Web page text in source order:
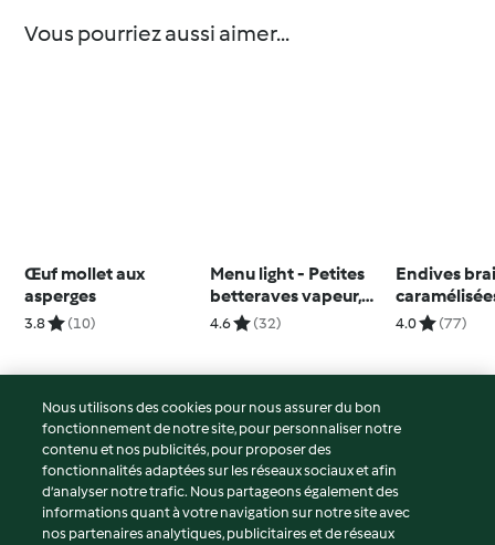
Vous pourriez aussi aimer...
Œuf mollet aux
asperges
3.8 (10)
Menu light - Petites
betteraves vapeur,
sauce citron-
4.6 (32)
Endives
l'orange
4.0 (77)
© Copyright 2026
Conditions d'utilisation
Politique de confidentialité
Non-responsabilité
Nous utilisons des cookies pour nous assurer du bon
fonctionnement de notre site, pour personnaliser notre
contenu et nos publicités, pour proposer des
fonctionnalités adaptées sur les réseaux sociaux et afin
d’analyser notre trafic. Nous partageons également des
informations quant à votre navigation sur notre site avec
nos partenaires analytiques, publicitaires et de réseaux